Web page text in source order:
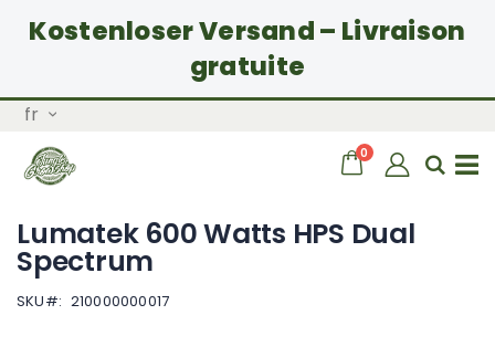
Kostenloser Versand – Livraison
gratuite
Allez
contenu
Langue
fr
Chariot
0 articles
Lumatek 600 Watts HPS Dual
Spectrum
SKU 210000000017